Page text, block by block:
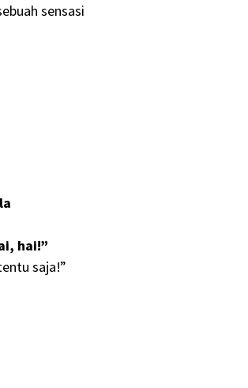
sensasi
hai!”
saja!”